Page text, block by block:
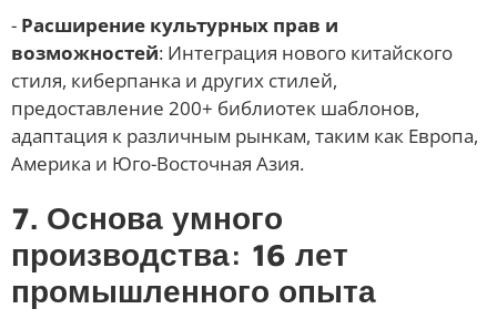
- Расширение культурных прав и
возможностей: Интеграция нового китайского
стиля, киберпанка и других стилей,
предоставление 200+ библиотек шаблонов,
адаптация к различным рынкам, таким как Европа,
Америка и Юго-Восточная Азия.
7. Основа умного
производства: 16 лет
промышленного опыта